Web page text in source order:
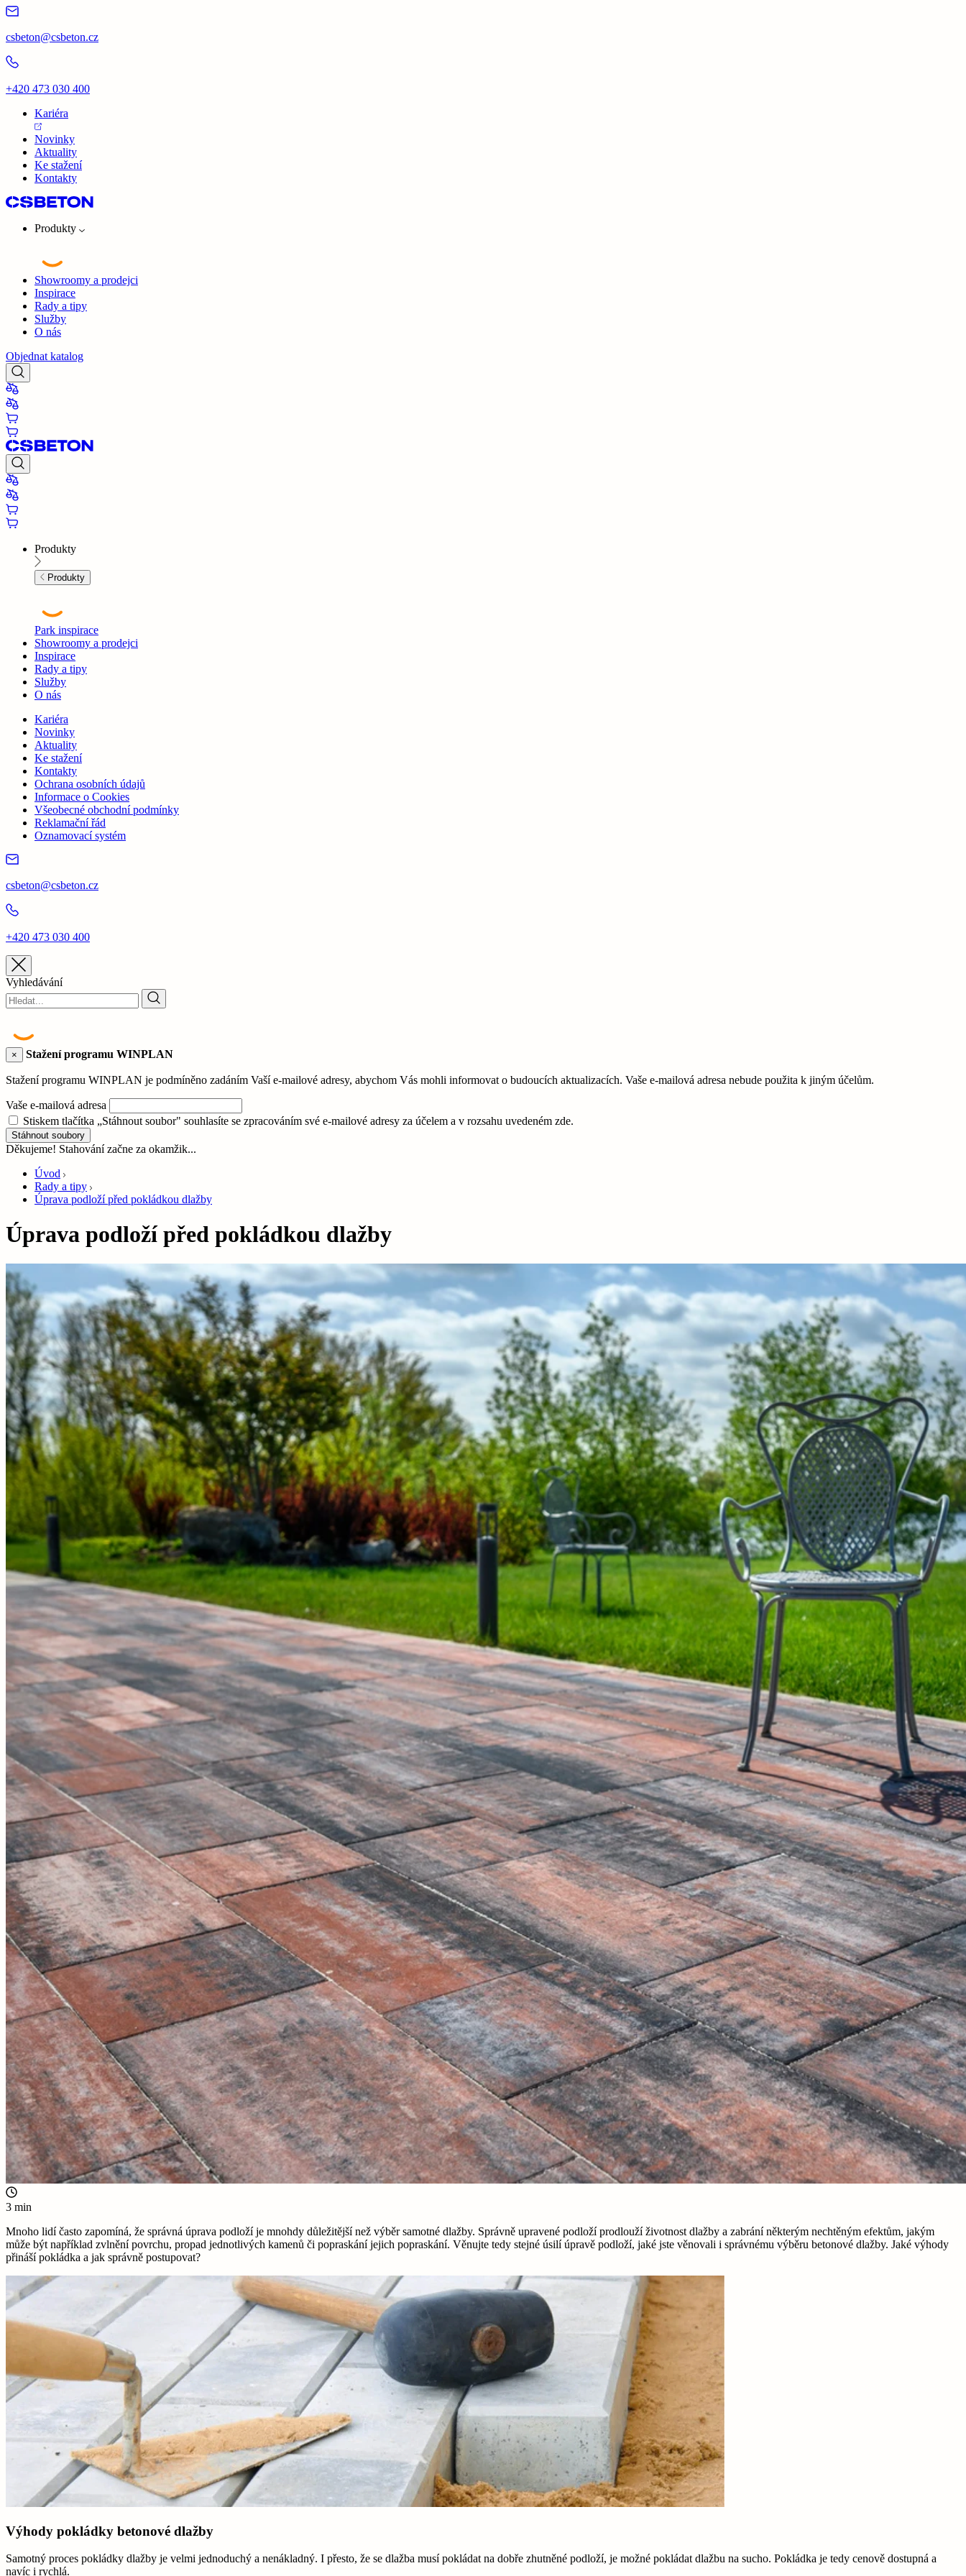
csbeton@csbeton.cz
+420 473 030 400
Kariéra
Novinky
Aktuality
Ke stažení
Kontakty
Produkty
Showroomy a prodejci
Inspirace
Rady a tipy
Služby
O nás
Objednat katalog
Produkty
Produkty
Park inspirace
Showroomy a prodejci
Inspirace
Rady a tipy
Služby
O nás
Kariéra
Novinky
Aktuality
Ke stažení
Kontakty
Ochrana osobních údajů
Informace o Cookies
Všeobecné obchodní podmínky
Reklamační řád
Oznamovací systém
csbeton@csbeton.cz
+420 473 030 400
Vyhledávání
× Stažení programu WINPLAN
Stažení programu WINPLAN je podmíněno zadáním Vaší e-mailové adresy, abychom Vás mohli informovat o budoucích aktualizacích. Vaše e-mailová adresa nebude použita k jiným účelům.
Vaše e-mailová adresa
Stiskem tlačítka „Stáhnout soubor" souhlasíte se zpracováním své e-mailové adresy za účelem a v rozsahu uvedeném zde.
Stáhnout soubory
Děkujeme! Stahování začne za okamžik...
Úvod
Rady a tipy
Úprava podloží před pokládkou dlažby
Úprava podloží před pokládkou dlažby
3 min
Mnoho lidí často zapomíná, že správná úprava podloží je mnohdy důležitější než výběr samotné dlažby. Správně upravené podloží prodlouží životnost dlažby a zabrání některým nechtěným efektům, jakým
může být například zvlnění povrchu, propad jednotlivých kamenů či popraskání jejich popraskání. Věnujte tedy stejné úsilí úpravě podloží, jaké jste věnovali i správnému výběru betonové dlažby. Jaké výhody
přináší pokládka a jak správně postupovat?
Výhody pokládky betonové dlažby
Samotný proces pokládky dlažby je velmi jednoduchý a nenákladný. I přesto, že se dlažba musí pokládat na dobře zhutněné podloží, je možné pokládat dlažbu na sucho. Pokládka je tedy cenově dostupná a
navíc i rychlá.